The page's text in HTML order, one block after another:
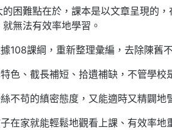
難點在於，課本是以文章呈現的，
法有效率地學習。
108課綱，重新整理彙編，去除陳舊
色、截長補短、拾遺補缺，不管學
不苟的縝密態度，又能適時又精闢地
在家就能輕鬆地觀看上課、有效率